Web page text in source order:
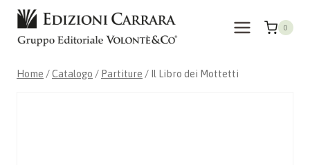
Salta
contenuto
0
Home /Catalogo / Partiture / Il Libro dei Mottetti